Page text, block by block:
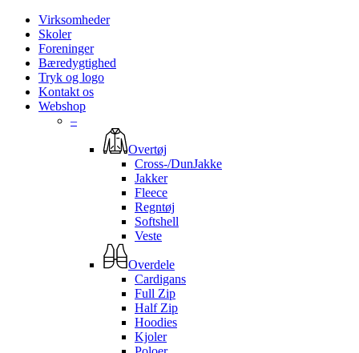
Virksomheder
Skoler
Foreninger
Bæredygtighed
Tryk og logo
Kontakt os
Webshop
–
Overtøj
Cross-/DunJakke
Jakker
Fleece
Regntøj
Softshell
Veste
Overdele
Cardigans
Full Zip
Half Zip
Hoodies
Kjoler